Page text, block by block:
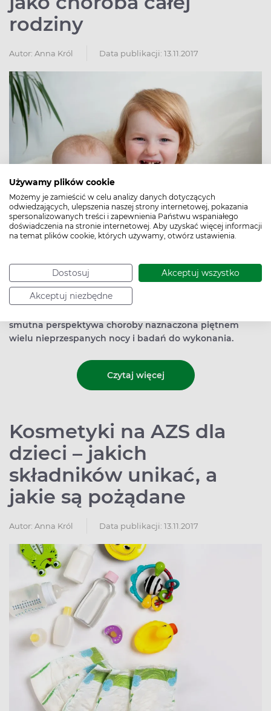
Używamy plików cookie
Możemy je zamieścić w celu analizy danych dotyczących
odwiedzających, ulepszenia naszej strony internetowej, pokazania
spersonalizowanych treści i zapewnienia Państwu wspaniałego
doświadczenia na stronie internetowej. Aby uzyskać więcej informacji
na temat plików cookie, których używamy, otwórz ustawienia.
Dostosuj Akceptuj wszystko
Akceptuj niezbędne
rodziny
Autor: Anna Król Data publikacji: 13.11.2017
jakiś sposób zaleczyć (leki przeciwhistaminowe, maści
sterydowe, emolienty), ale będzie nam towarzyszyć do
końca życia z mniejszym lub większym nasileniem. Nic
smutna perspektywa choroby naznaczona piętnem
wielu nieprzespanych nocy i badań do wykonania.
Czytaj więcej
Kosmetyki na AZS dla
dzieci – jakich
składników unikać, a
jakie są pożądane
Autor: Anna Król Data publikacji: 13.11.2017